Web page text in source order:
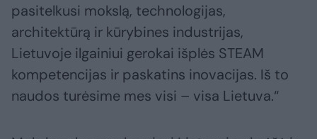
pasitelkusi mokslą, technologijas,
architektūrą ir kūrybines industrijas,
Lietuvoje ilgainiui gerokai išplės STEAM
kompetencijas ir paskatins inovacijas. Iš to
naudos turėsime mes visi – visa Lietuva.“